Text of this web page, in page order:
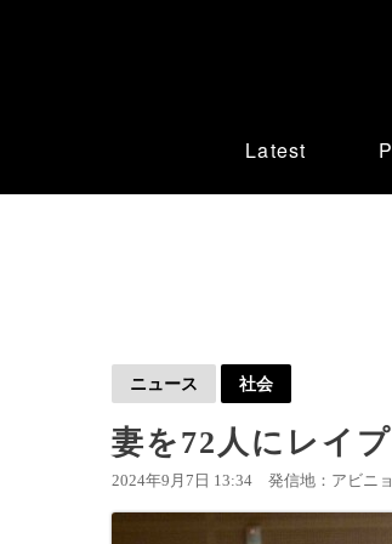
Latest
ニュース 社会
妻を72人にレイ
2024年9月7日 13:34 発信地：アビニ